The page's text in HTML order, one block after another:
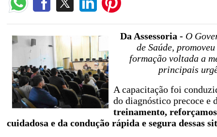
Da Assessoria - O
de Saúde,
formação voltada a
principais
A capacitação foi
do diagnóstico precoce e
treinamento,
cuidadosa e da condução rápida e segura dessas